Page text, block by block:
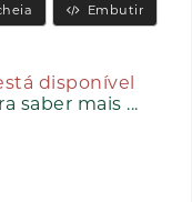
Embutir
disponível
saber mais ...